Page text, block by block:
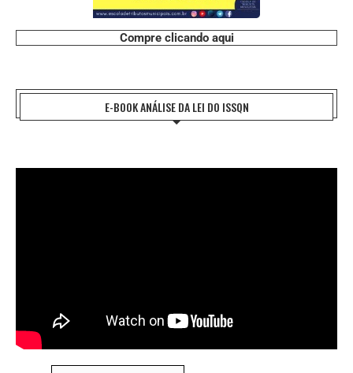
Compre clicando aqui
E-BOOK ANÁLISE DA LEI DO ISSQN